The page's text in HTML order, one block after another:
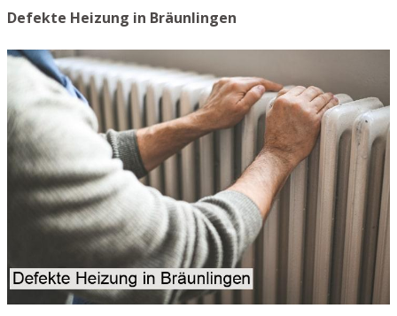
Defekte Heizung in Bräunlingen